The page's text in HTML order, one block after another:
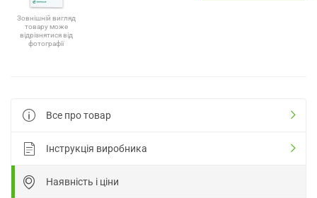
Зовнішній вигляд
товару може
відрізнятися від
фотографії
Все про товар
Інструкція виробника
Наявність і ціни